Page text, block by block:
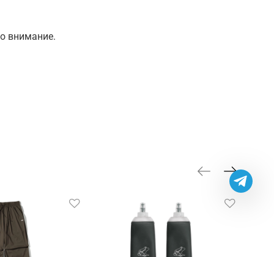
внимание.